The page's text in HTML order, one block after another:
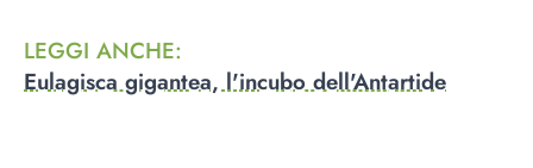
LEGGI ANCHE:
Eulagisca gigantea, l'incubo dell'Antartide